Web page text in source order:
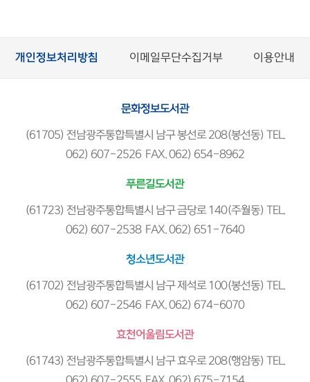
개인정보처리방침 이메일무단수집거부 이용안내
문화정보도서관
(61705) 전남광주통합특별시 남구 봉선로 208(봉선동) TEL.
062) 607-2526 FAX. 062) 654-8962
푸른길도서관
(61723) 전남광주통합특별시 남구 금당로 140(주월동) TEL.
062) 607-2538 FAX. 062) 651-7640
청소년도서관
(61702) 전남광주통합특별시 남구 제석로 100(봉선동) TEL.
062) 607-2546 FAX. 062) 674-6070
효천어울림도서관
(61743) 전남광주통합특별시 남구 효우로 208(행암동) TEL.